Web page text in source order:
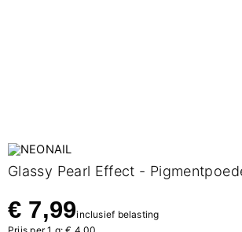
Glassy Pearl Effect -
€ 7,99inclusief belasting